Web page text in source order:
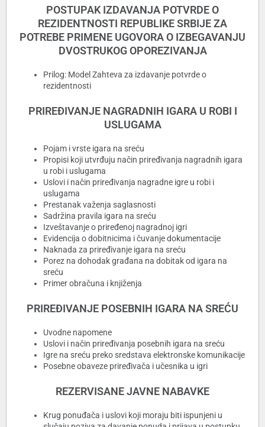
POSTUPAK IZDAVANJA POTVRDE O
REZIDENTNOSTI REPUBLIKE SRBIJE ZA
POTREBE PRIMENE UGOVORA O IZBEGAVANJU
DVOSTRUKOG OPOREZIVANJA
Prilog: Model Zahteva za izdavanje potvrde o
rezidentnosti
PRIREĐIVANJE NAGRADNIH IGARA U ROBI I
USLUGAMA
Pojam i vrste igara na sreću
Propisi koji utvrđuju način priređivanja nagradnih igara
u robi i uslugama
Uslovi i način priređivanja nagradne igre u robi i
uslugama
Prestanak važenja saglasnosti
Sadržina pravila igara na sreću
Izveštavanje o priređenoj nagradnoj igri
Evidencija o dobitnicima i čuvanje dokumentacije
Naknada za priređivanje igara na sreću
Porez na dohodak građana na dobitak od igara na
sreću
Primer obračuna i knjiženja
PRIREĐIVANJE POSEBNIH IGARA NA SREĆU
Uvodne napomene
Uslovi i način priređivanja posebnih igara na sreću
Igre na sreću preko sredstava elektronske komunikacije
Posebne obaveze priređivača i učesnika u igri
REZERVISANE JAVNE NABAVKE
Krug ponuđača i uslovi koji moraju biti ispunjeni u